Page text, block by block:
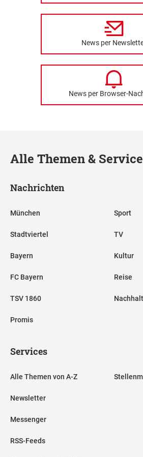
News per
News per Browser-
Alle Themen &
Nachrichten
München
Stadtviertel
Bayern
FC Bayern
TSV 1860
Promis
Sport
TV
Kultur
Reise
Services
Alle Themen von A-Z
Newsletter
Messenger
RSS-Feeds